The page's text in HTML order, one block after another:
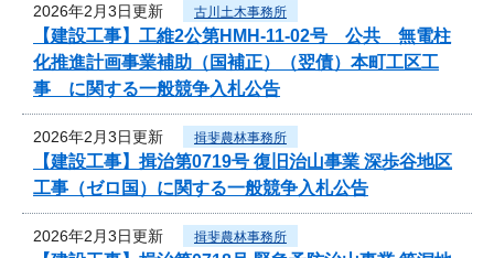
2026年2月3日更新 古川土木事務所
【建設工事】工維2公第HMH-11-02号 公共 無電柱
化推進計画事業補助（国補正）（翌債）本町工区工
事 に関する一般競争入札公告
2026年2月3日更新 揖斐農林事務所
【建設工事】揖治第0719号 復旧治山事業 深歩谷地区
工事（ゼロ国）に関する一般競争入札公告
2026年2月3日更新 揖斐農林事務所